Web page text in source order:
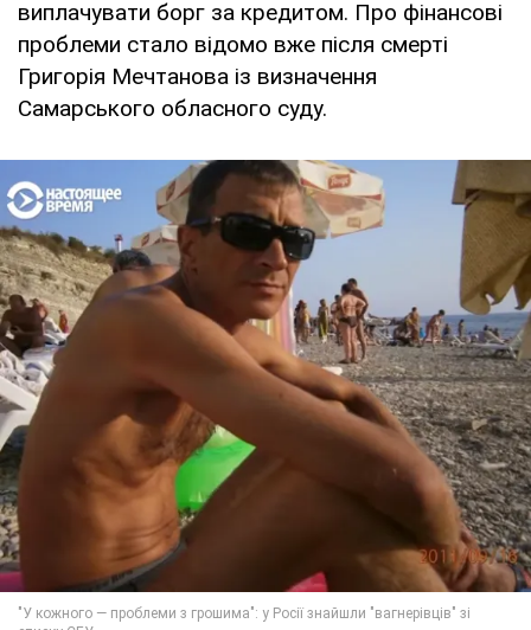
виплачувати борг за кредитом. Про фінансові
проблеми стало відомо вже після смерті
Григорія Мечтанова із визначення
Самарського обласного суду.